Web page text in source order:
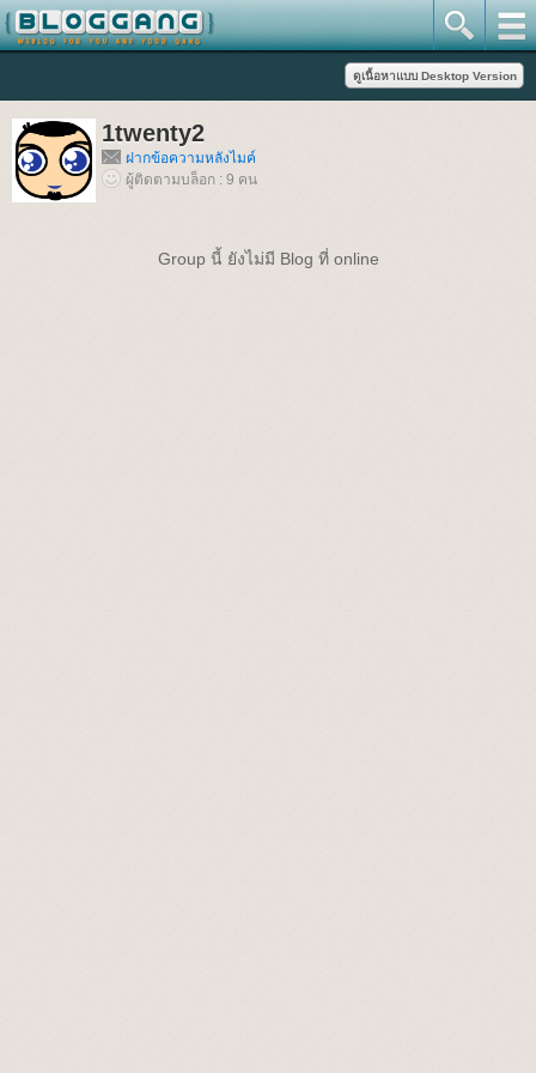
1twenty2
ฝากข้อความหลังไมค์
ผู้ติดตามบล็อก : 9 คน
Group นี้ ยังไม่มี Blog ที่ online